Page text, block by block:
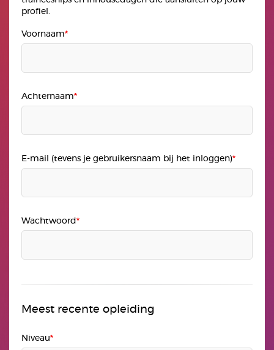
profiel.
Voornaam
Achternaam
E-mail (tevens je gebruikersnaam bij het inloggen)
Wachtwoord
Meest recente opleiding
Niveau